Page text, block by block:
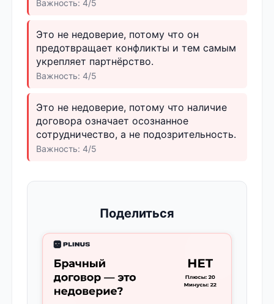
Важность: 4/5
Это не недоверие, потому что он
предотвращает конфликты и тем самым
укрепляет партнёрство.
Важность: 4/5
Это не недоверие, потому что наличие
договора означает осознанное
сотрудничество, а не подозрительность.
Важность: 4/5
Поделиться